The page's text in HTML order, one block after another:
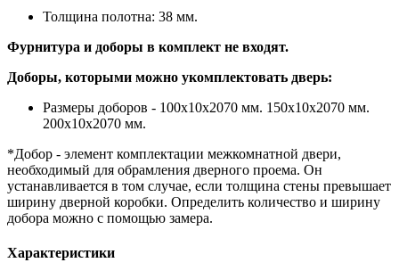
Толщина полотна: 38 мм.
Фурнитура и доборы в комплект не входят.
Доборы, которыми можно укомплектовать дверь:
Размеры доборов - 100x10х2070 мм. 150x10х2070 мм.
200x10х2070 мм.
*Добор - элемент комплектации межкомнатной двери,
необходимый для обрамления дверного проема. Он
устанавливается в том случае, если толщина стены превышает
ширину дверной коробки. Определить количество и ширину
добора можно с помощью замера.
Характеристики